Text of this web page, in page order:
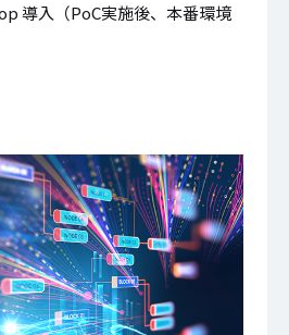
導入（PoC実施後、本番環境